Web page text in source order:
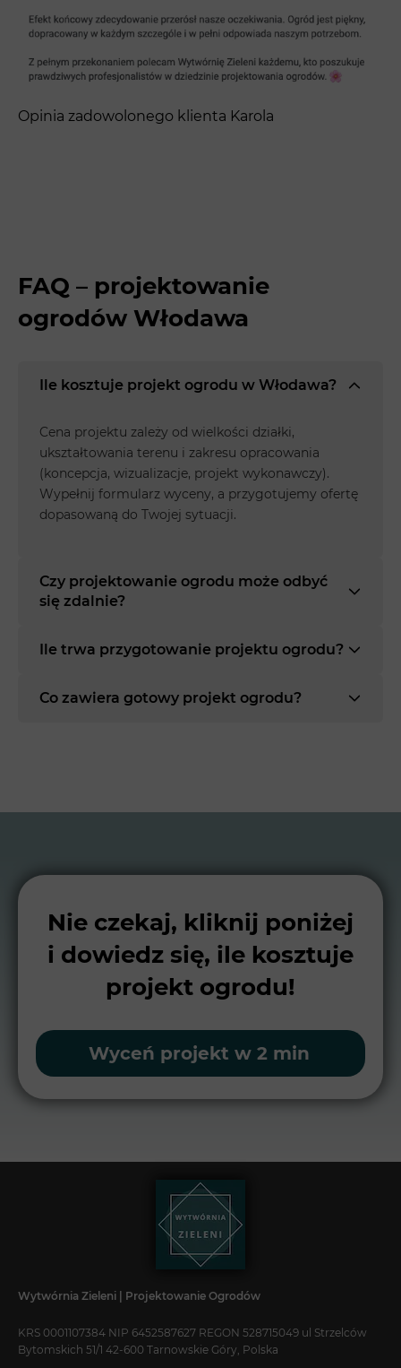
Opinia zadowolonego klienta Karola
FAQ – projektowanie
ogrodów Włodawa
Ile kosztuje projekt ogrodu w Włodawa?
Cena projektu zależy od wielkości działki,
ukształtowania terenu i zakresu opracowania
(koncepcja, wizualizacje, projekt wykonawczy).
Wypełnij formularz wyceny, a przygotujemy ofertę
dopasowaną do Twojej sytuacji.
Czy projektowanie ogrodu może odbyć
się zdalnie?
Ile trwa przygotowanie projektu ogrodu?
Co zawiera gotowy projekt ogrodu?
Nie czekaj, kliknij poniżej
i dowiedz się, ile kosztuje
projekt ogrodu!
Wyceń projekt w 2 min
Wytwórnia Zieleni | Projektowanie Ogrodów
KRS 0001107384 NIP 6452587627 REGON 528715049 ul Strzelców
Bytomskich 51/1 42-600 Tarnowskie Góry, Polska